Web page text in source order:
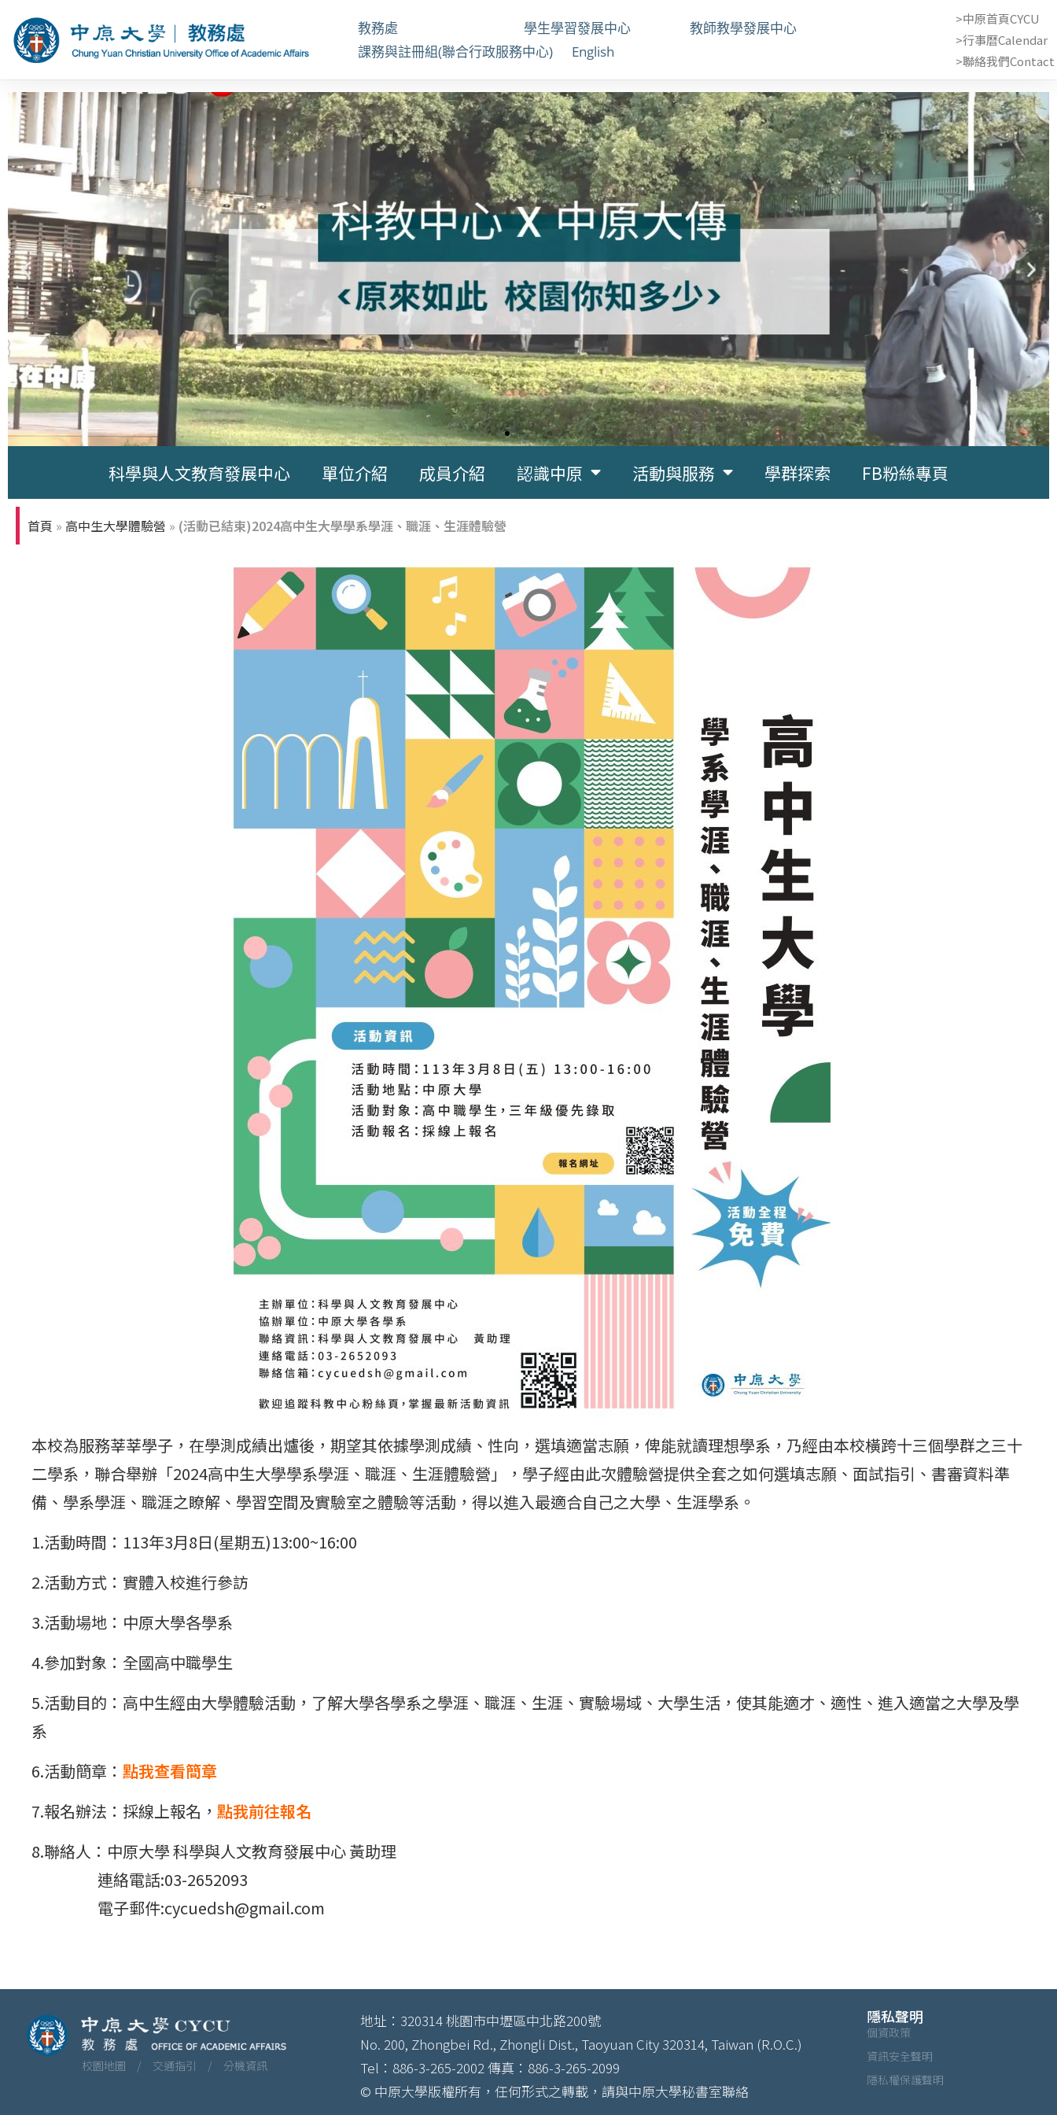
教務處 學生學習發展中心
教師教學發展中心
課務與註冊組(聯合行政服務中心)
English
>中原首頁CYCU
>行事曆Calendar
>聯絡我們Contact
中原大學-你
知多少
科學與人文教育發展中心 單位介紹 成員介紹 認識中原 活動與服務 學群探索 FB粉絲專頁
首頁 » 高中生大學體驗營 » (活動已結束)2024高中生大學學系學涯、職涯、生涯體驗營
本校為服務莘莘學子，在學測成績出爐後，期望其依據學測成績、性向，選填適當志願，俾能就讀理想學系，乃經由本校橫跨十三個學群之三十
二學系，聯合舉辦「2024高中生大學學系學涯、職涯、生涯體驗營」，學子經由此次體驗營提供全套之如何選填志願、面試指引、書審資料準
備、學系學涯、職涯之瞭解、學習空間及實驗室之體驗等活動，得以進入最適合自己之大學、生涯學系。
1.活動時間：113年3月8日(星期五)13:00~16:00
2.活動方式：實體入校進行參訪
3.活動場地：中原大學各學系
4.參加對象：全國高中職學生
5.活動目的：高中生經由大學體驗活動，了解大學各學系之學涯、職涯、生涯、實驗場域、大學生活，使其能適才、適性、進入適當之大學及學
系
6.活動簡章： 點我查看簡章
7.報名辦法：採線上報名， 點我前往報名
8.聯絡人：中原大學 科學與人文教育發展中心 黃助理
連絡電話:03-2652093
電子郵件:cycuedsh@gmail.com
校園地圖 / 交通指引 / 分機資訊
地址：320314 桃園市中壢區中北路200號
No. 200, Zhongbei Rd., Zhongli Dist., Taoyuan City 320314, Taiwan (R.O.C.)
Tel：886-3-265-2002 傳真：886-3-265-2099
© 中原大學版權所有，任何形式之轉載，請與中原大學秘書室聯絡
隱私聲明
個資政策
資訊安全聲明
隱私權保護聲明